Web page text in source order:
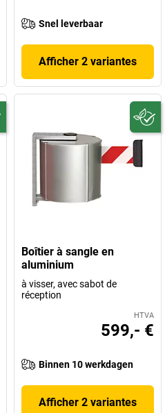
Snel leverbaar
Afficher 2 variantes
Boîtier à sangle en
aluminium
à visser, avec sabot de
réception
HTVA
599,- €
Binnen 10 werkdagen
Afficher 2 variantes